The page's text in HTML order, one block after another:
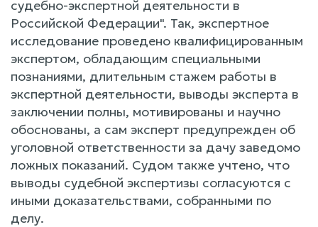
судебно-экспертной деятельности в
Российской Федерации". Так, экспертное
исследование проведено квалифицированным
экспертом, обладающим специальными
познаниями, длительным стажем работы в
экспертной деятельности, выводы эксперта в
заключении полны, мотивированы и научно
обоснованы, а сам эксперт предупрежден об
уголовной ответственности за дачу заведомо
ложных показаний. Судом также учтено, что
выводы судебной экспертизы согласуются с
иными доказательствами, собранными по
делу.